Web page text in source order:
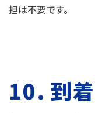
担は不要です。
10. 到